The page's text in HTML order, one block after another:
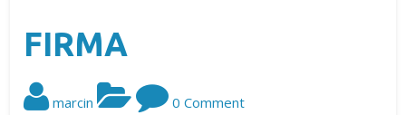
FIRMA
marcin 0 Comment